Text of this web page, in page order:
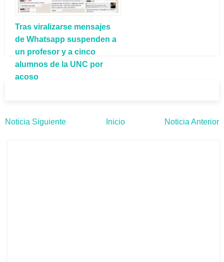
Tras viralizarse mensajes
de Whatsapp suspenden a
un profesor y a cinco
alumnos de la UNC por
acoso
Noticia Siguiente Inicio Noticia Anterior